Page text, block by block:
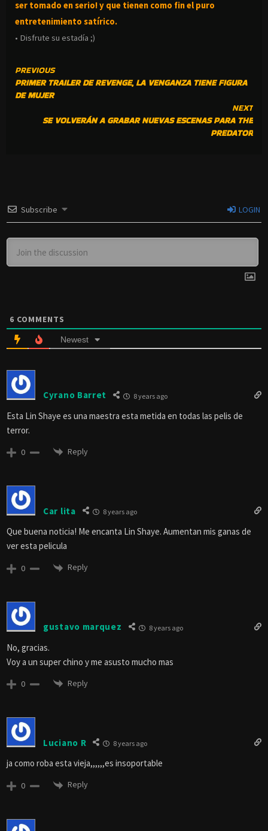
ser tomado en serio! y que tienen como fin el puro
entretenimiento satírico.
• Disfrute su estadía ;)
CONTINUE
READING
PREVIOUS
PRIMER TRAILER DE REVENGE, LA VENGANZA TIENE FIGURA
DE MUJER
NEXT
SE VOLVERÁN A GRABAR NUEVAS ESCENAS PARA THE
PREDATOR
Subscribe LOGIN
6 COMMENTS
Newest
Cyrano Barret 8 years ago
Esta Lin Shaye es una maestra esta metida en todas las pelis de
terror.
0 Reply
Car lita 8 years ago
Que buena noticia! Me encanta Lin Shaye. Aumentan mis ganas de
ver esta pelicula
0 Reply
gustavo marquez 8 years ago
No, gracias.
Voy a un super chino y me asusto mucho mas
0 Reply
Luciano R 8 years ago
ja como roba esta vieja,,,,,,es insoportable
0 Reply